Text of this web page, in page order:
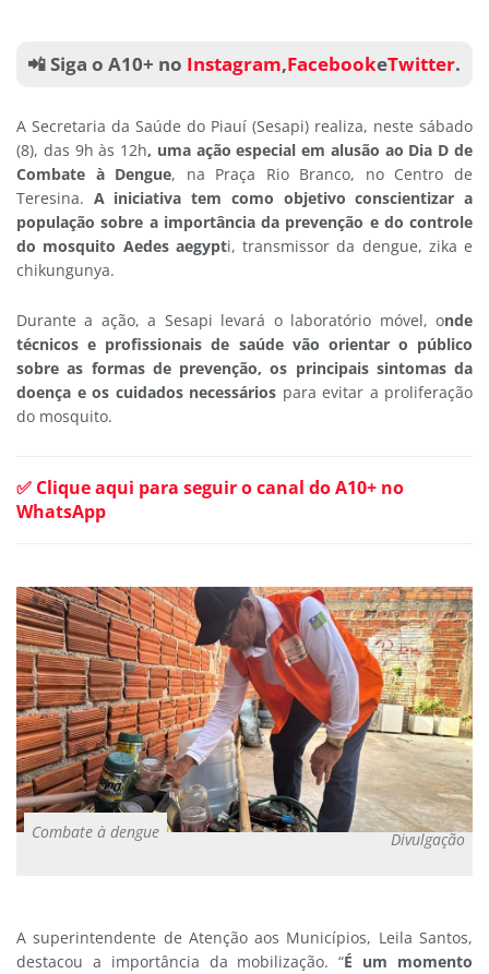
📲 Siga o A10+ no Instagram,FacebookeTwitter.
A Secretaria da Saúde do Piauí (Sesapi) realiza, neste sábado
(8), das 9h às 12h, uma ação especial em alusão ao Dia D de
Combate à Dengue, na Praça Rio Branco, no Centro de
Teresina. A iniciativa tem como objetivo conscientizar a
população sobre a importância da prevenção e do controle
do mosquito Aedes aegypti, transmissor da dengue, zika e
chikungunya.
Durante a ação, a Sesapi levará o laboratório móvel, onde
técnicos e profissionais de saúde vão orientar o público
sobre as formas de prevenção, os principais sintomas da
doença e os cuidados necessários para evitar a proliferação
do mosquito.
✅ Clique aqui para seguir o canal do A10+ no
WhatsApp
Combate à dengue Divulgação
A superintendente de Atenção aos Municípios, Leila Santos,
destacou a importância da mobilização. “É um momento